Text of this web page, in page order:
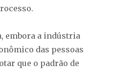
embora a indústria
das pessoas
que o padrão de